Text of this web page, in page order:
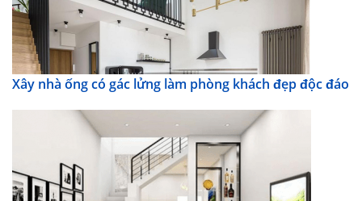
Xây nhà ống có gác lửng làm phòng khách đẹp độc đáo